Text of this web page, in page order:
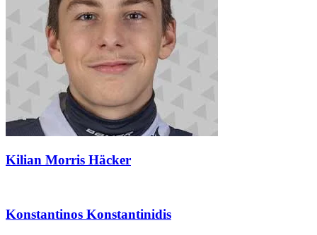
Kilian Morris Häcker
Konstantinos Konstantinidis